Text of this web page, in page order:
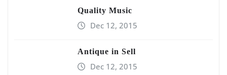
Quality Music
Dec 12, 2015
Antique in Sell
Dec 12, 2015